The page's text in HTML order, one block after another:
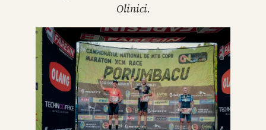
Olinici.